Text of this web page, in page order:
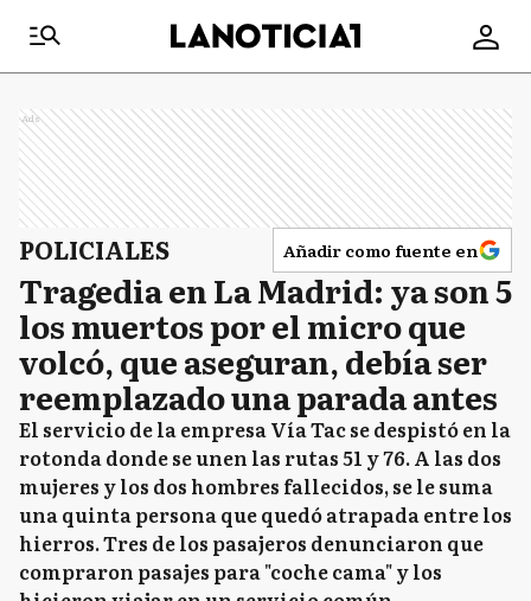
Ads
POLICIALES Añadir como fuente en
Tragedia en La Madrid: ya son 5
los muertos por el micro que
volcó, que aseguran, debía ser
reemplazado una parada antes
El servicio de la empresa Vía Tac se despistó en la
rotonda donde se unen las rutas 51 y 76. A las dos
mujeres y los dos hombres fallecidos, se le suma
una quinta persona que quedó atrapada entre los
hierros. Tres de los pasajeros denunciaron que
compraron pasajes para "coche cama" y los